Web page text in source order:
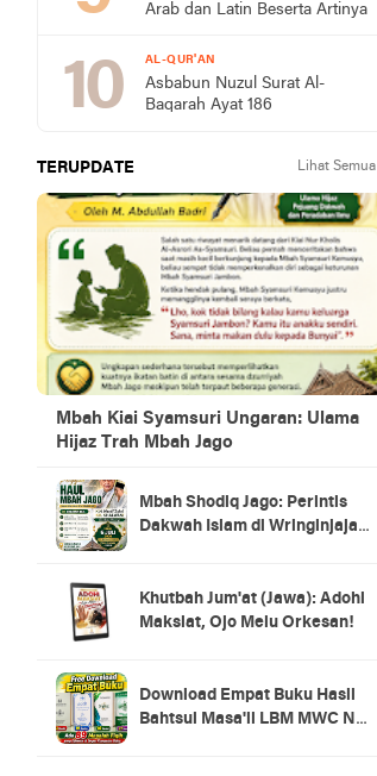
Arab dan Latin Beserta Artinya
AL-QUR'AN
Asbabun Nuzul Surat Al-
Baqarah Ayat 186
TERUPDATE Lihat Semua
Mbah Kiai Syamsuri Ungaran: Ulama
Hijaz Trah Mbah Jago
Mbah Shodiq Jago: Perintis
Dakwah Islam di Wringinjajar,
Khutbah Jum'at (Jawa): Adohi
Maksiat, Ojo Melu Orkesan!
Download Empat Buku Hasil
Bahtsul Masa'il LBM MWC NU